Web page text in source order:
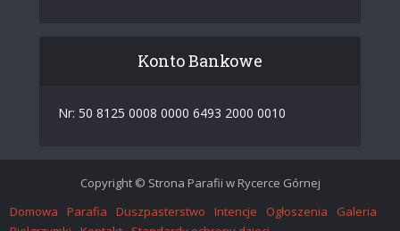
Konto Bankowe
Nr: 50 8125 0008 0000 6493 2000 0010
Copyright © Strona Parafii w Rycerce Górnej
Domowa
Parafia Duszpasterstwo Intencje Ogłoszenia
Galeria